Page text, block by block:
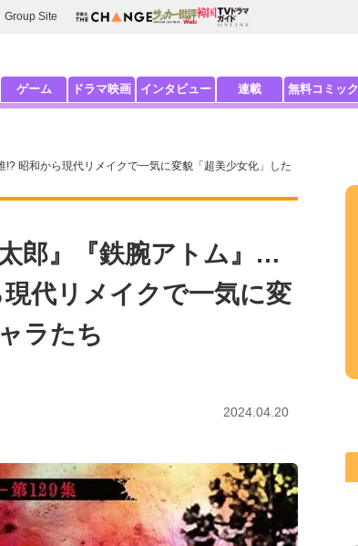
Group Site
ゲーム ドラマ映画 インタビュー 連載 無料コミック
昭和から現代リメイクで一気に変貌「超美少女化」した
郎』『鉄腕アトム』…
代リメイクで一気に変
ラたち
2024.04.20